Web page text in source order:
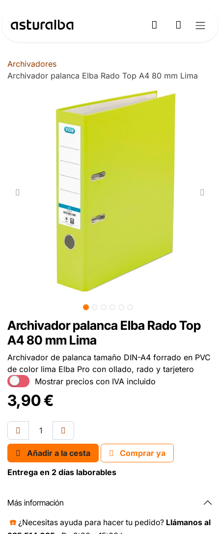
Archivadores
Archivador palanca Elba Rado Top A4 80 mm Lima
Archivador palanca Elba Rado Top
A4 80 mm Lima
Archivador de palanca tamaño DIN-A4 forrado en PVC
de color lima Elba Pro con ollado, rado y tarjetero
Mostrar precios con IVA incluido
3,90€
Añadir a la cesta
Comprar ya
Entrega en 2 días laborables
Más información
☎️ ¿Necesitas ayuda para hacer tu pedido? Llámanos al